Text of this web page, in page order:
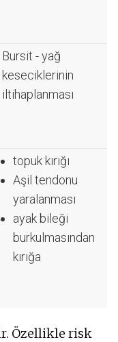
Bursit - yağ
keseciklerinin
iltihaplanması
topuk kırığı
Aşil tendonu
yaralanması
ayak bileği
burkulmasından
kırığa
Özellikle risk